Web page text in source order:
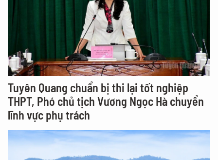
Tuyên Quang chuẩn bị thi lại tốt nghiệp
THPT, Phó chủ tịch Vương Ngọc Hà chuyển
lĩnh vực phụ trách